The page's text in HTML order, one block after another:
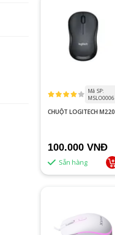
Mã SP:
MSLO0006
CHUỘT LOGITECH M220
100.000 VNĐ
Sẵn hàng